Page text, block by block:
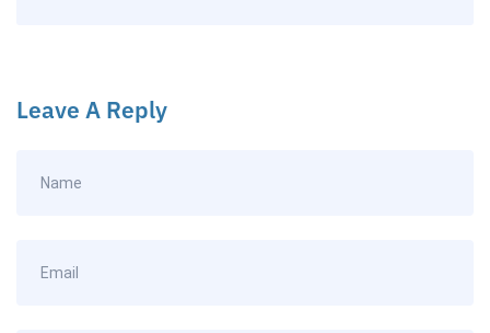
Leave A Reply